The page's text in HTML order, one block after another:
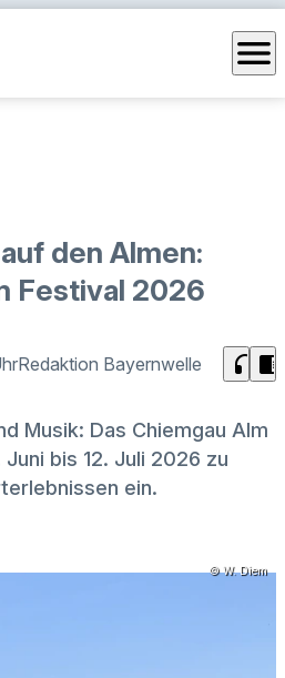
menu
den Almen:
Festival 2026
Redaktion Bayernwelle headphones chrome_reader_mode
Musik: Das Chiemgau Alm
bis 12. Juli 2026 zu
ein.
© W. Diem